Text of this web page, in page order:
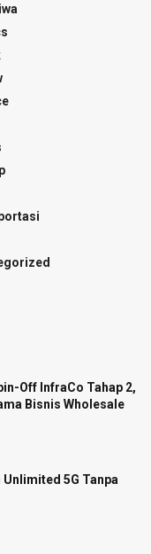
Off InfraCo Tahap 2,
Bisnis Wholesale
Unlimited 5G Tanpa